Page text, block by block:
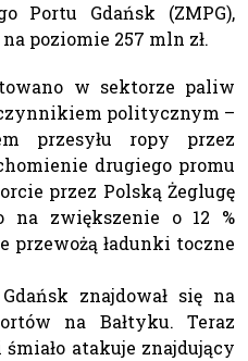
Portu Gdańsk (ZMPG),
poziomie 257 mln zł.
w sektorze paliw
czynnikiem politycznym –
przesyłu ropy przez
drugiego promu
przez Polską Żeglugę
na zwiększenie o 12 %
przewożą ładunki toczne
znajdował się na
na Bałtyku. Teraz
atakuje znajdujący